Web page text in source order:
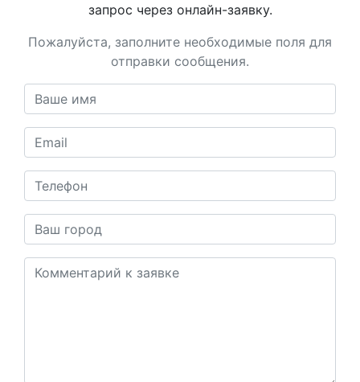
запрос через онлайн-заявку.
Пожалуйста, заполните необходимые поля для
отправки сообщения.